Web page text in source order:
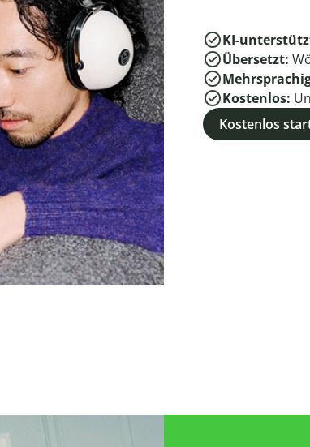
KI-
Übersetzt:
Kostenlos:
Kostenlos